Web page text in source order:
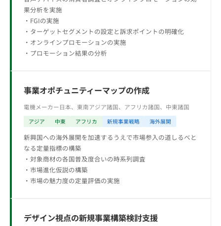
果分析を実施
・FGIの実施
・ターゲットセグメントの設定と訴求ポイントの明確化
・オンラインプロモーションの実施
・プロモーション結果の分析
事業オポチュニティーマップの作成
電機メーカー日本、東南アジア諸国、アフリカ諸国、中東諸国
アジア 中東 アフリカ 新規事業戦略 海外展開
新興国への海外展開を加速するうえで市場参入の道しるべと
なる定量指標の構築
・対象商材の各国普及度合いの時系列調査
・市場進化仮説の構築
・市場の魅力度の定量評価の実施
デザイン視点の新規事業構築検討支援